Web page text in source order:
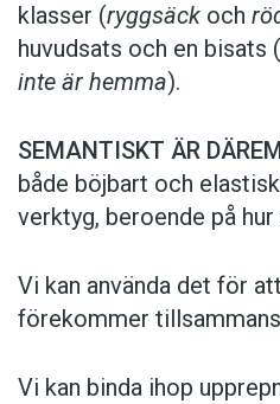
klasser (ryggsäck och
huvudsats och en bisats (
inte är hemma).
SEMANTISKT ÄR
både böjbart och
verktyg, beroende på
Vi kan använda det för
förekommer
Vi kan binda ihop